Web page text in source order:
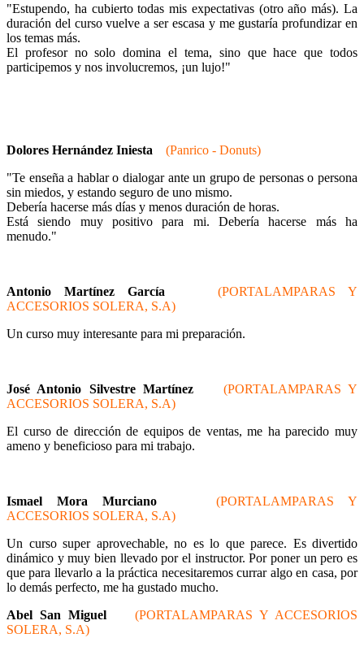
"Estupendo, ha cubierto todas mis expectativas (otro año más). La
duración del curso vuelve a ser escasa y me gustaría profundizar en
los temas más.
El profesor no solo domina el tema, sino que hace que todos
participemos y nos involucremos, ¡un lujo!"
Dolores Hernández Iniesta
(Panrico - Donuts)
"Te enseña a hablar o dialogar ante un grupo de personas o persona
sin miedos, y estando seguro de uno mismo.
Debería hacerse más días y menos duración de horas.
Está siendo muy positivo para mi. Debería hacerse más ha
menudo."
Antonio Martínez García
(PORTALAMPARAS Y
ACCESORIOS SOLERA, S.A)
Un curso muy interesante para mi preparación.
José Antonio Silvestre Martínez
(PORTALAMPARAS Y
ACCESORIOS SOLERA, S.A)
El curso de dirección de equipos de ventas, me ha parecido muy
ameno y beneficioso para mi trabajo.
Ismael Mora Murciano
(PORTALAMPARAS Y
ACCESORIOS SOLERA, S.A)
Un curso super aprovechable, no es lo que parece. Es divertido
dinámico y muy bien llevado por el instructor. Por poner un pero es
que para llevarlo a la práctica necesitaremos currar algo en casa, por
lo demás perfecto, me ha gustado mucho.
Abel San Miguel
(PORTALAMPARAS Y ACCESORIOS
SOLERA, S.A)